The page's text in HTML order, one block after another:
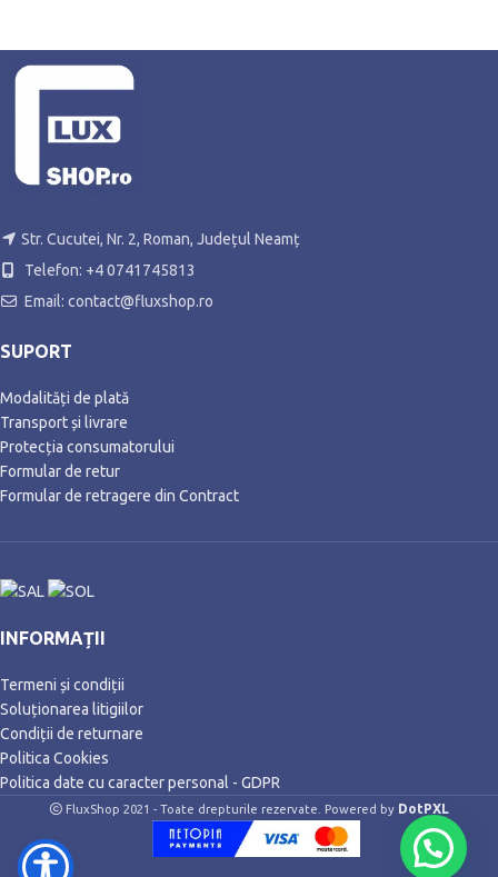
Str. Cucutei, Nr. 2, Roman, Județul Neamț
Telefon: +4 0741745813
Email: contact@fluxshop.ro
SUPORT
Modalități de plată
Transport și livrare
Protecția consumatorului
Formular de retur
Formular de retragere din Contract
INFORMAȚII
Termeni și condiții
Soluționarea litigiilor
Condiții de returnare
Politica Cookies
Politica date cu caracter personal - GDPR
FluxShop 2021 - Toate drepturile rezervate. Powered by DotPXL